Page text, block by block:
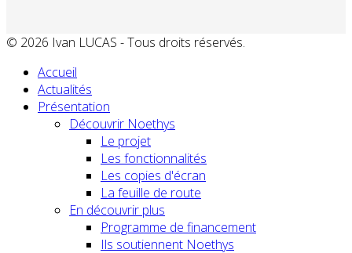
© 2026 Ivan LUCAS - Tous droits réservés.
Accueil
Actualités
Présentation
Découvrir Noethys
Le projet
Les fonctionnalités
Les copies d'écran
La feuille de route
En découvrir plus
Programme de financement
Ils soutiennent Noethys